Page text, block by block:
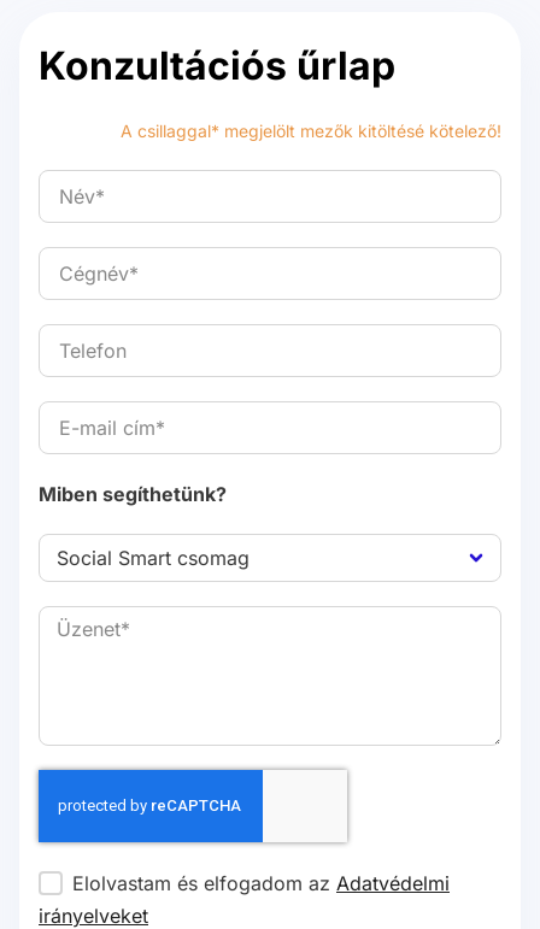
Konzultációs űrlap
A csillaggal* megjelölt mezők kitöltésé kötelező!
Miben segíthetünk?
Elolvastam és elfogadom az Adatvédelmi
irányelveket